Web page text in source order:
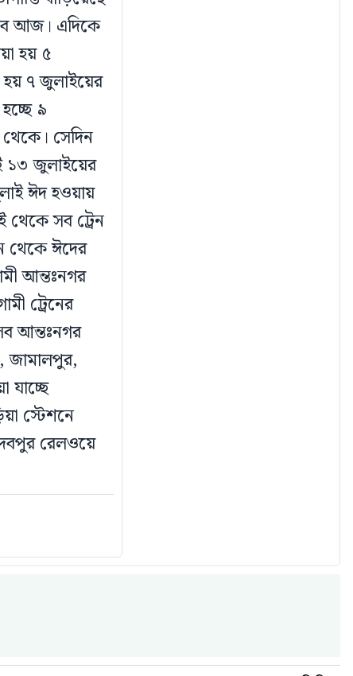
আজ। এদিকে
হয় ৫
৭ জুলাইয়ের
৯
সেদিন
১৩ জুলাইয়ের
ঈদ হওয়ায়
থেকে সব ট্রেন
থেকে ঈদের
আন্তঃনগর
ট্রেনের
আন্তঃনগর
জামালপুর,
যাচ্ছে
স্টেশনে
রেলওয়ে